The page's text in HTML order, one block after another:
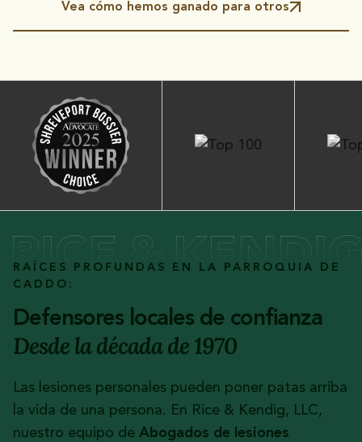
Vea cómo hemos ganado para otros
RAÍCES PROFUNDAS EN LA PARROQUIA DE
CADDO:
Defensores locales de confianza
Desde la década de 1970
Las lesiones personales pueden poner patas arriba
la vida de una persona. En Rice & Kendig, LLC,
nuestro equipo de Abogados de lesiones